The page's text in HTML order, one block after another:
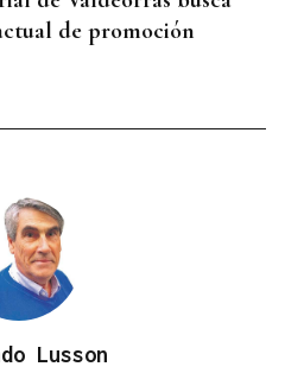
de promoción
Lusson